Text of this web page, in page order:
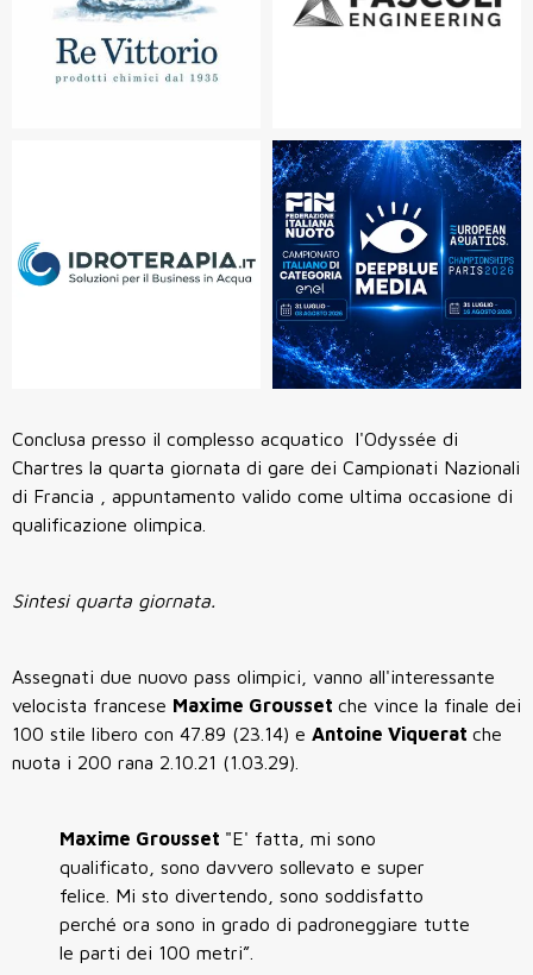
Conclusa presso il complesso acquatico l'Odyssée di
Chartres la quarta giornata di gare dei Campionati Nazionali
di Francia , appuntamento valido come ultima occasione di
qualificazione olimpica.
Sintesi quarta giornata.
Assegnati due nuovo pass olimpici, vanno all'interessante
velocista francese Maxime Grousset che vince la finale dei
100 stile libero con 47.89 (23.14) e Antoine Viquerat che
nuota i 200 rana 2.10.21 (1.03.29).
Maxime Grousset "E' fatta, mi sono
qualificato, sono davvero sollevato e super
felice. Mi sto divertendo, sono soddisfatto
perché ora sono in grado di padroneggiare tutte
le parti dei 100 metri”.